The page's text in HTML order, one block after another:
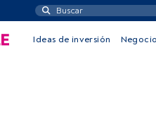
Ideas de inversión Negocio